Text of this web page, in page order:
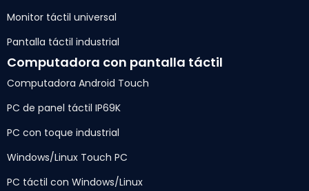
Monitor táctil universal
Pantalla táctil industrial
Computadora con pantalla táctil
Computadora Android Touch
PC de panel táctil IP69K
PC con toque industrial
Windows/Linux Touch PC
PC táctil con Windows/Linux